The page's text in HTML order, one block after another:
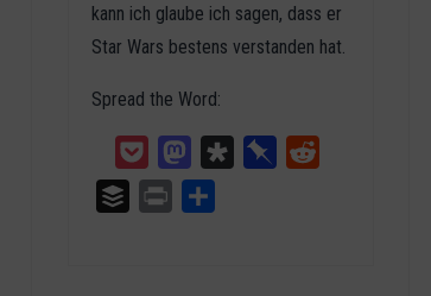
kann ich glaube ich sagen, dass er
Star Wars bestens verstanden hat.
Spread the Word:
Pocket MastodonDiasporaPinboard
Buffer
Print